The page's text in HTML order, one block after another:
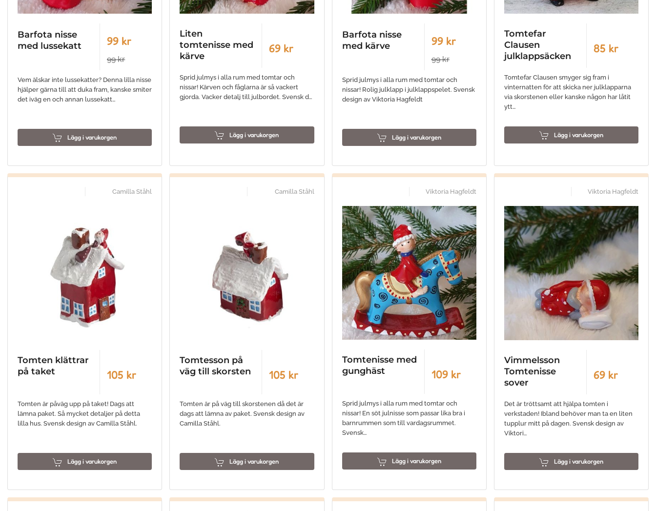
Barfota nisse
med lussekatt
99 kr
99 kr
Vem älskar inte lussekatter? Denna lilla nisse
hjälper gärna till att duka fram, kanske smiter
det iväg en och annan lussekatt…
Lägg i varukorgen
Liten
tomtenisse med
kärve
69 kr
Sprid julmys i alla rum med tomtar och
nissar! Kärven och fåglarna är så vackert
gjorda. Vacker detalj till julbordet. Svensk d…
Lägg i varukorgen
Barfota nisse
med kärve
99 kr
99 kr
Sprid julmys i alla rum med tomtar och
nissar! Rolig julklapp i julklappspelet. Svensk
design av Viktoria Hagfeldt
Lägg i varukorgen
Tomtefar
Clausen
julklappsäcken
85 kr
Tomtefar Clausen smyger sig fram i
vinternatten för att skicka ner julklapparna
via skorstenen eller kanske någon har låtit
ytt…
Lägg i varukorgen
Camilla Ståhl
Tomten klättrar
på taket
105 kr
Tomten är påväg upp på taket! Dags att
lämna paket. Så mycket detaljer på detta
lilla hus. Svensk design av Camilla Ståhl.
Lägg i varukorgen
Camilla Ståhl
Tomtesson på
väg till skorsten
105 kr
Tomten är på väg till skorstenen då det är
dags att lämna av paket. Svensk design av
Camilla Ståhl.
Lägg i varukorgen
Viktoria Hagfeldt
Tomtenisse med
gunghäst
109 kr
Sprid julmys i alla rum med tomtar och
nissar! En söt julnisse som passar lika bra i
barnrummen som till vardagsrummet.
Svensk…
Lägg i varukorgen
Viktoria Hagfeldt
Vimmelsson
Tomtenisse
sover
69 kr
Det är tröttsamt att hjälpa tomten i
verkstaden! Ibland behöver man ta en liten
tupplur mitt på dagen. Svensk design av
Viktori…
Lägg i varukorgen